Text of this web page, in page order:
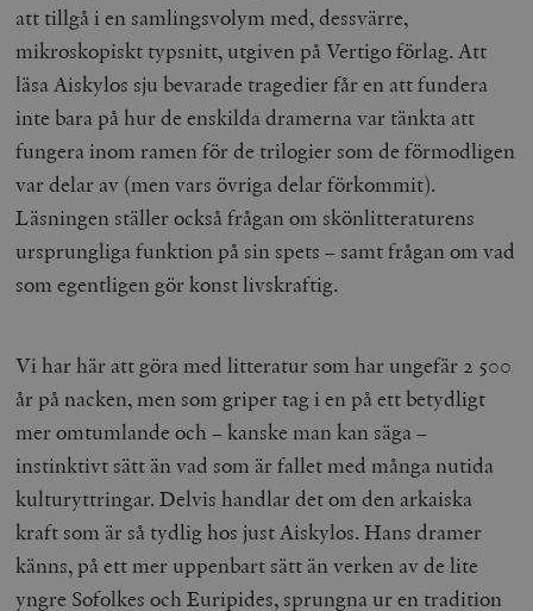
att tillgå i en samlingsvolym med, dessvärre,
mikroskopiskt typsnitt, utgiven på Vertigo förlag. Att
läsa Aiskylos sju bevarade tragedier får en att fundera
inte bara på hur de enskilda dramerna var tänkta att
fungera inom ramen för de trilogier som de förmodligen
var delar av (men vars övriga delar förkommit).
Läsningen ställer också frågan om skönlitteraturens
ursprungliga funktion på sin spets – samt frågan om vad
som egentligen gör konst livskraftig.
Vi har här att göra med litteratur som har ungefär 2 500
år på nacken, men som griper tag i en på ett betydligt
mer omtumlande och – kanske man kan säga –
instinktivt sätt än vad som är fallet med många nutida
kulturyttringar. Delvis handlar det om den arkaiska
kraft som är så tydlig hos just Aiskylos. Hans dramer
känns, på ett mer uppenbart sätt än verken av de lite
yngre Sofolkes och Euripides, sprungna ur en tradition